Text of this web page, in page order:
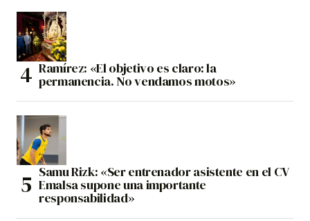
Ramírez: «El objetivo es claro: la
permanencia. No vendamos motos»
Samu Rizk: «Ser entrenador asistente en el CV
Emalsa supone una importante
responsabilidad»